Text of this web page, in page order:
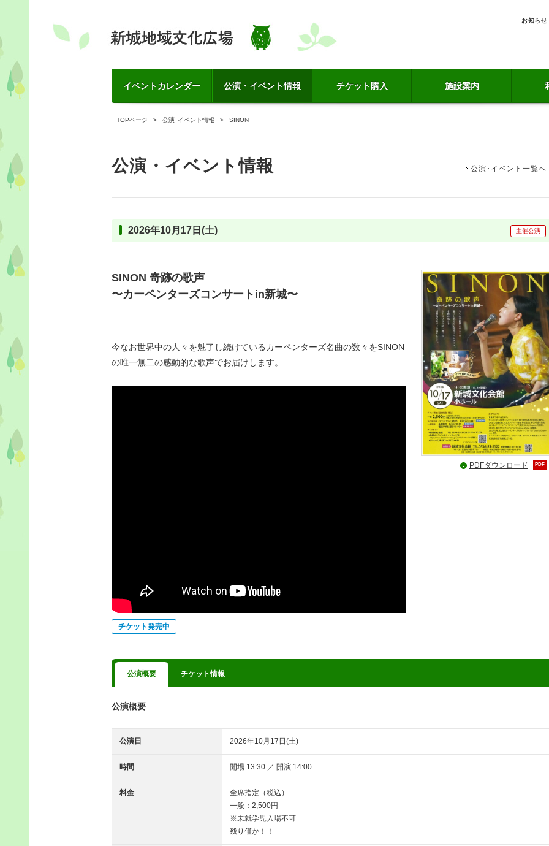
お知らせ
イベントカレンダー 公演・イベント情報 チケット購入 施設案内
TOPページ 公演･イベント情報 SINON
公演・イベント情報 公演･イベント一覧へ
2026年10月17日(土) 主催公演
SINON 奇跡の歌声
〜カーペンターズコンサートin新城〜
今なお世界中の人々を魅了し続けているカーペンターズ名曲の数々をSINON
の唯一無二の感動的な歌声でお届けします。
チケット発売中
PDFダウンロード PDF
公演概要 チケット情報
公演概要
公演日 2026年10月17日(土)
時間 開場 13:30 ／ 開演 14:00
料金
全席指定（税込）
一般：2,500円
※未就学児入場不可
残り僅か！！